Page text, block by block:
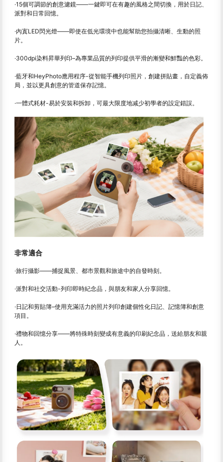
·15個可調節的創意濾鏡——一鍵即可在有趣的風格之間切換，用於日記、
派對和日常回憶。
·內寘LED閃光燈——即使在低光環境中也能幫助您拍攝清晰、生動的照
片。
·300dpi染料昇華列印–為專業品質的列印提供平滑的漸變和鮮豔的色彩。
·藍牙和HeyPhoto應用程序-從智能手機列印照片，創建拼貼畫，自定義佈
局，並以更具創意的管道保存記憶。
·一體式耗材-易於安裝和拆卸，可最大限度地减少初學者的設定錯誤。
非常適合
·旅行攝影——捕捉風景、都市景觀和旅途中的自發時刻。
·派對和社交活動-列印即時紀念品，與朋友和家人分享回憶。
·日記和剪貼簿–使用充滿活力的照片列印創建個性化日記、記憶簿和創意
項目。
·禮物和回憶分享——將特殊時刻變成有意義的印刷紀念品，送給朋友和親
人。